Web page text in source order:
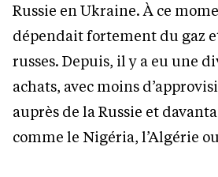
Russie en Ukraine. À ce
dépendait fortement du gaz
russes. Depuis, il y a eu une
achats, avec moins
auprès de la Russie et
comme le Nigéria, l’Algérie